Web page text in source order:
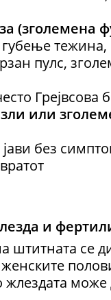
(зголемена
тежина,
пулс,
Грејвсова
или
без
и
штитната се
може